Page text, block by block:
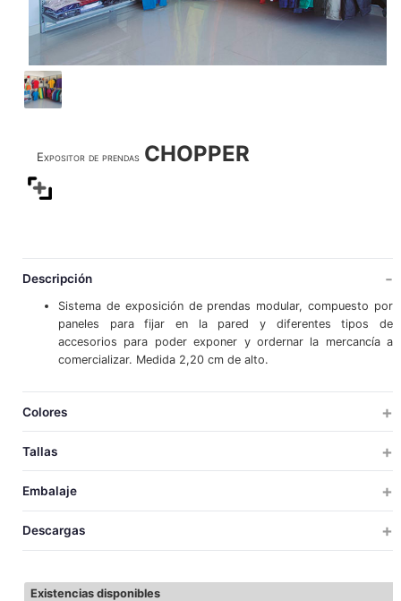
Expositor de prendas CHOPPER
Descripción
Sistema de exposición de prendas modular, compuesto por
paneles para fijar en la pared y diferentes tipos de
accesorios para poder exponer y ordernar la mercancía a
comercializar. Medida 2,20 cm de alto.
Colores
Tallas
TALLAS 60 80
Embalaje
Descargas
Existencias disponibles